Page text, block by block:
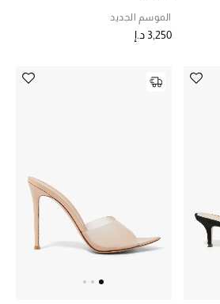
الموسم الجديد
3,250 د.إ